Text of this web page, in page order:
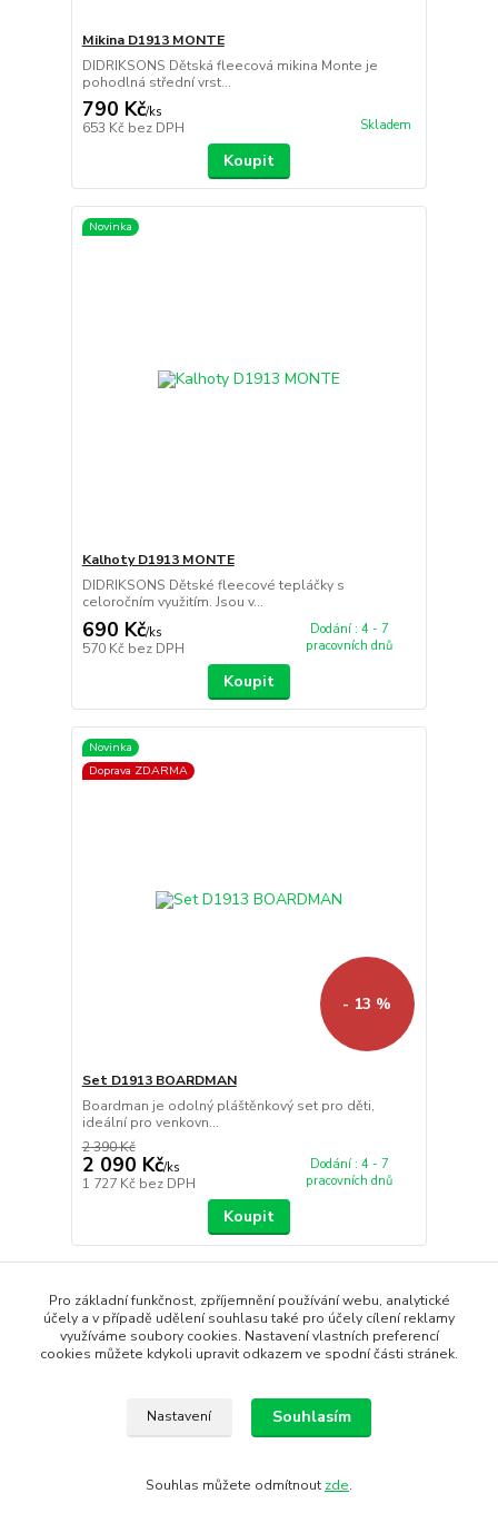
Mikina D1913 MONTE
DIDRIKSONS Dětská fleecová mikina Monte je
pohodlná střední vrst...
790 Kč/ks
653 Kč bez DPH Skladem
Koupit
Novinka
Kalhoty D1913 MONTE
DIDRIKSONS Dětské fleecové tepláčky s
celoročním využitím. Jsou v...
690 Kč/ks
570 Kč bez DPH
Dodání : 4 - 7
pracovních dnů
Koupit
Novinka
Doprava ZDARMA
- 13 %
Set D1913 BOARDMAN
Boardman je odolný pláštěnkový set pro děti,
ideální pro venkovn...
2 390 Kč
2 090 Kč/ks
1 727 Kč bez DPH
Dodání : 4 - 7
pracovních dnů
Koupit
Doprava ZDARMA
Pro základní funkčnost, zpříjemnění používání webu, analytické
účely a v případě udělení souhlasu také pro účely cílení reklamy
využíváme soubory cookies. Nastavení vlastních preferencí
cookies můžete kdykoli upravit odkazem ve spodní části stránek.
Nastavení Souhlasím
Souhlas můžete odmítnout zde.